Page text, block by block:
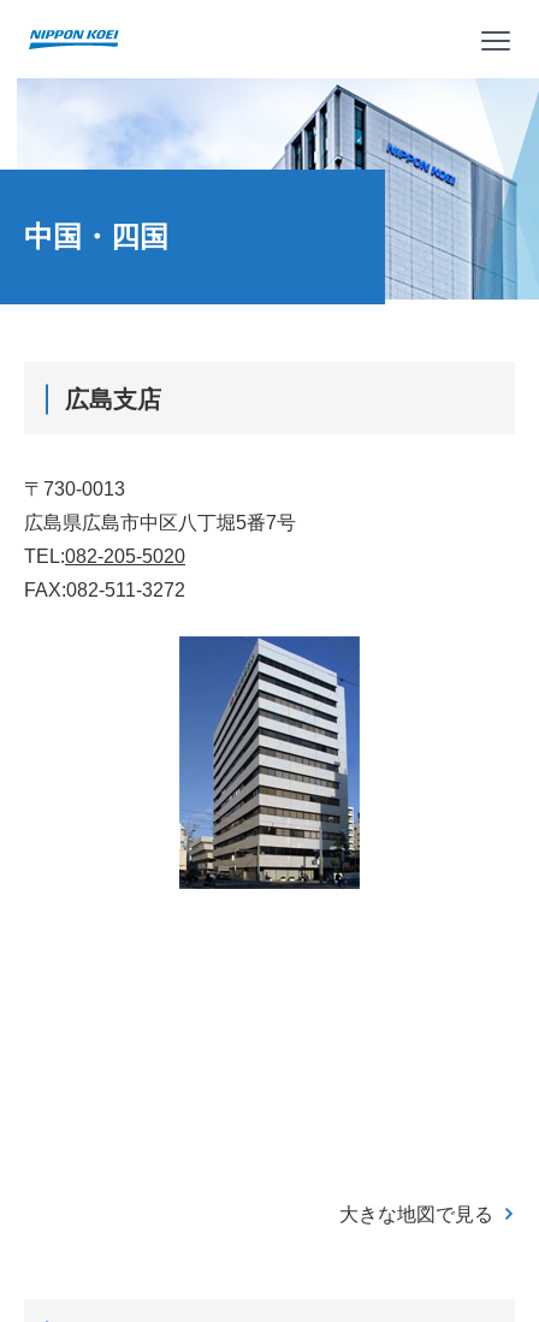
中国・四国
広島支店
〒730-0013
広島県広島市中区八丁堀5番7号
TEL:082-205-5020
FAX:082-511-3272
大きな地図で見る